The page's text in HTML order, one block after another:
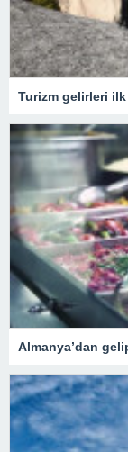
Turizm gelirleri
Almanya’dan